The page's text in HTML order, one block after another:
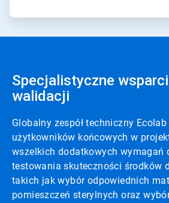
Specjalistyczne
walidacji
Globalny zespół techniczny
użytkowników końcowych w
wszelkich dodatkowych wymagań
testowania skuteczności środków
takich jak wybór odpowiednich
pomieszczeń sterylnych oraz